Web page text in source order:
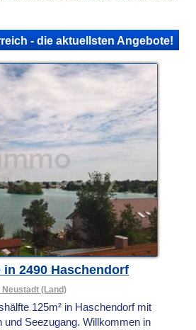
- die aktuellsten Angebote!
2490 Haschendorf
Neustadt (Land)
125m² in Haschendorf mit
und Seezugang. Willkommen in